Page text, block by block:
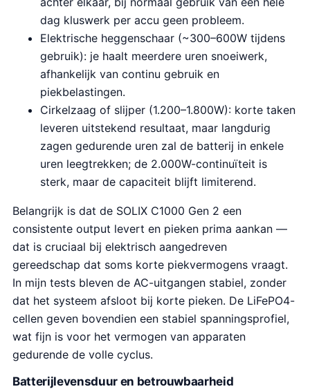
dag kluswerk per accu geen probleem.
Elektrische heggenschaar (~300–600W tijdens
gebruik): je haalt meerdere uren snoeiwerk,
afhankelijk van continu gebruik en
piekbelastingen.
Cirkelzaag of slijper (1.200–1.800W): korte taken
leveren uitstekend resultaat, maar langdurig
zagen gedurende uren zal de batterij in enkele
uren leegtrekken; de 2.000W-continuïteit is
sterk, maar de capaciteit blijft limiterend.
Belangrijk is dat de SOLIX C1000 Gen 2 een
consistente output levert en pieken prima aankan —
dat is cruciaal bij elektrisch aangedreven
gereedschap dat soms korte piekvermogens vraagt.
In mijn tests bleven de AC-uitgangen stabiel, zonder
dat het systeem afsloot bij korte pieken. De LiFePO4-
cellen geven bovendien een stabiel spanningsprofiel,
wat fijn is voor het vermogen van apparaten
gedurende de volle cyclus.
Batterijlevensduur en betrouwbaarheid